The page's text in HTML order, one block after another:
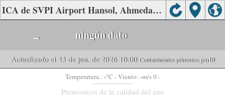
ICA de SVPI Airport Hansol, Ahmedabad.
- ningún dato
Actualizado el 23 de jun. de 2026 10:00-Contaminantes primarios:pm10
Temperatura.: -°C - Viento: -m/s 0 -
Pronósticos de la calidad del aire